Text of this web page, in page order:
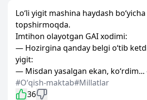
Lo‘li yigit mashina haydash
topshirmoqda.
Imtihon olayotgan GAI xodimi:
— Hozirgina qanday belgi o‘tib
yigit:
— Misdan yasalgan ekan, ko‘rdim...
#Oʻqish-maktab#Millatlar
36